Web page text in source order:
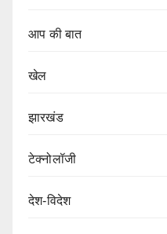
आप की बात
खेल
झारखंड
टेक्नोलॉजी
देश-विदेश